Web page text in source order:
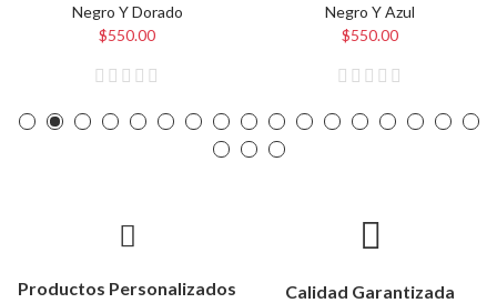
Negro Y Dorado
$550.00
Negro Y Azul
$550.00
Productos Personalizados Calidad Garantizada